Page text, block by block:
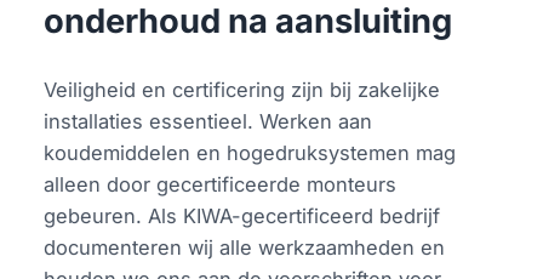
onderhoud na aansluiting
Veiligheid en certificering zijn bij zakelijke
installaties essentieel. Werken aan
koudemiddelen en hogedruksystemen mag
alleen door gecertificeerde monteurs
gebeuren. Als KIWA-gecertificeerd bedrijf
documenteren wij alle werkzaamheden en